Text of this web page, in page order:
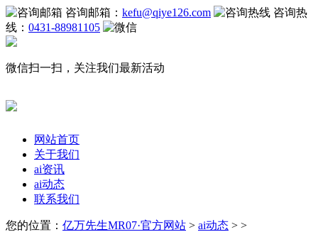
咨询邮箱： kefu@qiye126.com
咨询热
线： 0431-88981105
微信扫一扫，关注我们最新活动
网站首页
关于我们
ai资讯
ai动态
联系我们
您的位置： 亿万先生MR07·官方网站 > ai动态 > >